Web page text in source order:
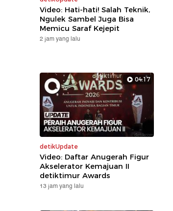
Video: Hati-hati! Salah Teknik,
Ngulek Sambel Juga Bisa
Memicu Saraf Kejepit
2 jam yang lalu
04:17
detikUpdate
Video: Daftar Anugerah Figur
Akselerator Kemajuan II
detiktimur Awards
13 jam yang lalu